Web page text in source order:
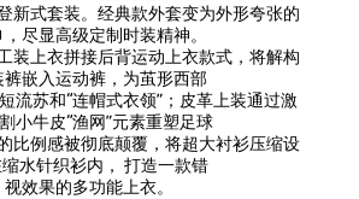
新式套装。经典款外套变为外形夸张的
，尽显高级定制时装精神。
装上衣拼接后背运动上衣款式，将解构
裤嵌入运动裤，为茧形西部
流苏和“连帽式衣领”；皮革上装通过激
小牛皮“渔网”元素重塑足球
比例感被彻底颠覆，将超大衬衫压缩设
水针织衫内， 打造一款错
视效果的多功能上衣。